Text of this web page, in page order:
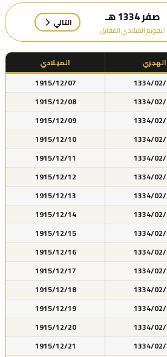
صفر 1334 هـ
التقويم الميلادي المقابل
التالي
الهجري
الميلادي
1334/
1915/12/07
1334/
1915/12/08
1334/
1915/12/09
1334/
1915/12/10
1334/
1915/12/11
1334/
1915/12/12
1334/
1915/12/13
1334/
1915/12/14
1334/
1915/12/15
1334/
1915/12/16
1334/
1915/12/17
1334/
1915/12/18
1334/
1915/12/19
1334/
1915/12/20
1334/
1915/12/21